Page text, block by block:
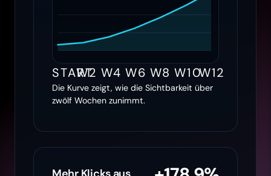
START
W2 W4 W6 W8 W10W12
Die Kurve zeigt, wie die Sichtbarkeit über
zwölf Wochen zunimmt.